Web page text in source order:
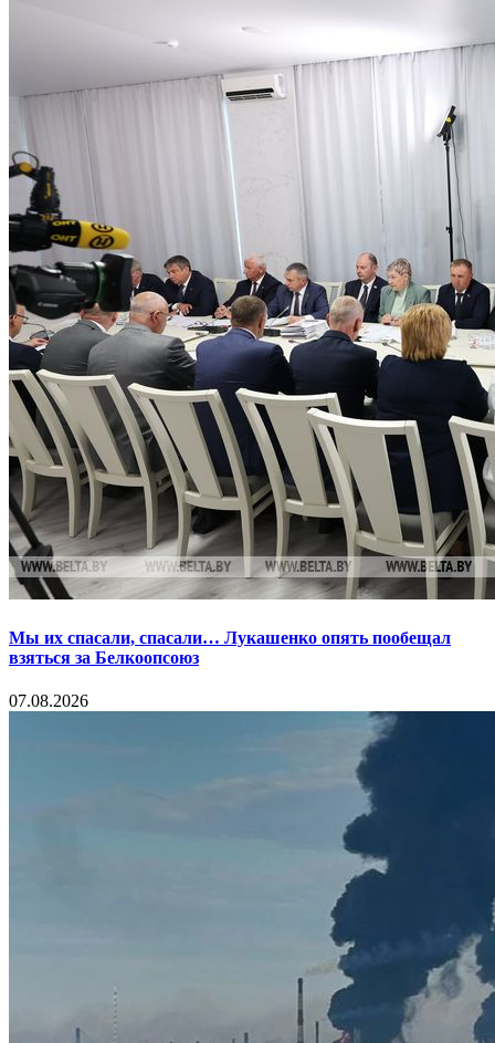
Мы их спасали, спасали… Лукашенко опять пообещал
взяться за Белкоопсоюз
07.08.2026